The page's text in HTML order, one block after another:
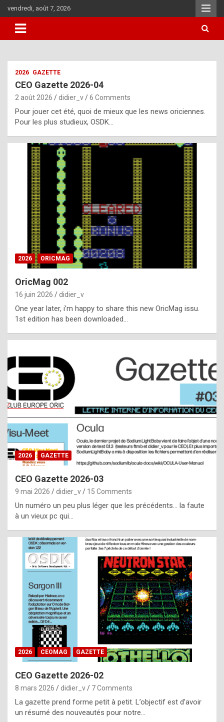
to
content
vendredi, août 7, 2026
i
u
l
y
d
i
ff
i
l
t
t
s
t
a
s
i
e
f
o
m
m
a
y
b
e
b
y
g
e
n
2026 GAZETTE
CEO Gazette 2026-04
2 août 2026 didier_v 6 Comments
Pour jouer cet été, quoi de mieux que les news oriciennes.
Pour les plus studieux, OSDK…
2026 ORICMAG
OricMag 002
16 juin 2026 didier_v
One year later, i’m happy to share this new OricMag issu.
1st edition has been downloaded…
2026 GAZETTE
CEO Gazette 2026-03
9 mai 2026 didier_v 15 Comments
Un numéro un peu plus léger que les précédents… la faute
à un vieux pc qui…
2026 CEOMAG GAZETTE
CEO Gazette 2026-02
8 mars 2026 didier_v 7 Comments
La gazette prend forme petit à petit. L’objectif est d’avoir
un résumé des nouveautés pour notre…